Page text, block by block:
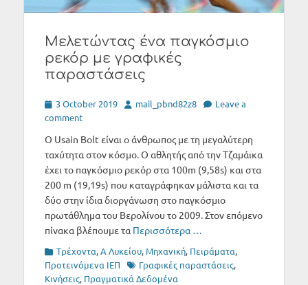
Μελετώντας ένα παγκόσμιο
ρεκόρ με γραφικές
παραστάσεις
Posted
on
3 October 2019 Author
mail_pbnd82z8
Leave a
comment
Ο Usain Bolt είναι ο άνθρωπος με τη μεγαλύτερη
ταχύτητα στον κόσμο. Ο αθλητής από την Τζαμάικα
έχει το παγκόσμιο ρεκόρ στα 100m (9,58s) και στα
200 m (19,19s) που καταγράφηκαν μάλιστα και τα
δύο στην ίδια διοργάνωση στο παγκόσμιο
πρωτάθλημα του Βερολίνου το 2009. Στον επόμενο
πίνακα βλέπουμε τα Περισσότερα …
Categories
Tρέχοντα,Α Λυκείου, Μηχανική, Πειράματα,
Προτεινόμενα ΙΕΠ
TagsΓραφικές παραστάσεις,
Κινήσεις, Πραγματικά Δεδομένα